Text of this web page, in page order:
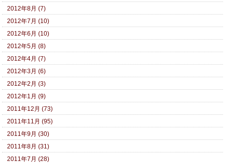
2012年8月 (7)
2012年7月 (10)
2012年6月 (10)
2012年5月 (8)
2012年4月 (7)
2012年3月 (6)
2012年2月 (3)
2012年1月 (9)
2011年12月 (73)
2011年11月 (95)
2011年9月 (30)
2011年8月 (31)
2011年7月 (28)